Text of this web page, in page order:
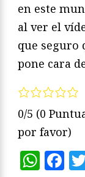
en este
al ver el
que seguro
pone cara
0/5 (0
por favor)